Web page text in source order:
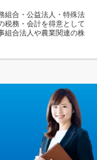
組合・公益法人・特殊法
税務・会計を得意として
組合法人や農業関連の株